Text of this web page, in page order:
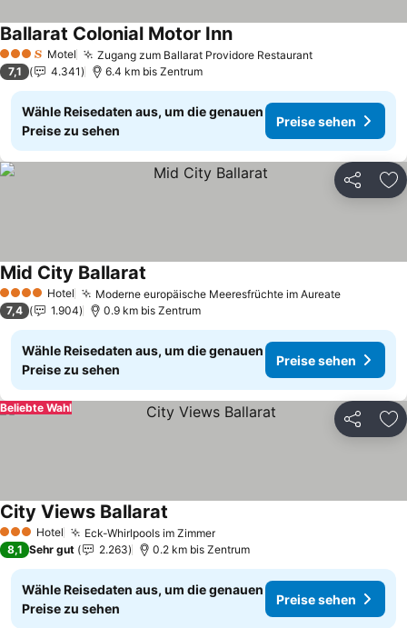
3 Sterne Motel Zugang zum Ballarat Providore RestaurantPreise sehen
Ballarat Colonial Motor InnPreise sehen
7,1 4.341 6.4 km bis Zentrum
Wähle Reisedaten aus, um die genauen
Preise zu sehen
Preise sehen
Teilen
4 Sterne Hotel Moderne europäische Meeresfrüchte im AureatePreise
Mid City Ballarat
7,4 1.904 0.9 km bis Zentrum
Wähle Reisedaten aus, um die genauen
Preise zu sehen
Preise sehen
Teilen
Beliebte Wahl
3 SterneHotel Eck-Whirlpools im ZimmerPreise sehen
City Views Ballarat
8,1 Sehr gut 2.263 0.2 km bis Zentrum
Wähle Reisedaten aus, um die genauen
Preise zu sehen
Preise sehen